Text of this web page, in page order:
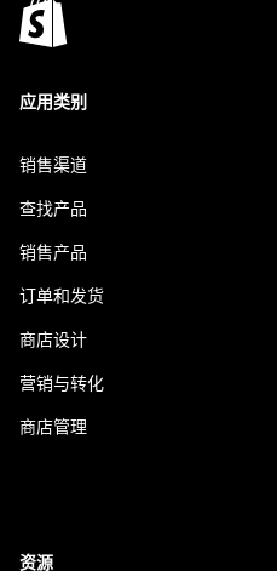
应用类别
销售渠道
查找产品
销售产品
订单和发货
商店设计
营销与转化
商店管理
资源